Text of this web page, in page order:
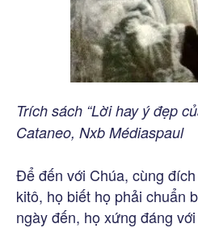
Trích sách “Lời hay ý đẹp
Cataneo, Nxb Médiaspaul
Để đến với Chúa, cùng
kitô, họ biết họ phải chuẩn
ngày đến, họ xứng đáng